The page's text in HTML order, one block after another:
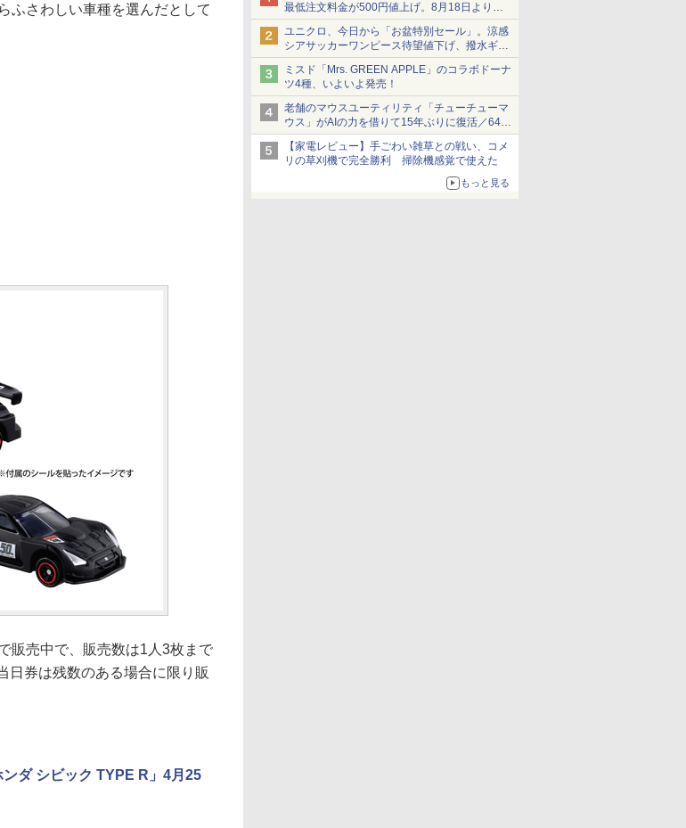
最低注文料金が500円値上げ。8月18日より
1,500円から受付
ユニクロ、今日から「お盆特別セール」。涼感
シアサッカーワンピース待望値下げ、撥水ギア
ショーツは1990円に
ミスド「Mrs. GREEN APPLE」のコラボドーナ
ツ4種、いよいよ発売！
老舗のマウスユーティリティ「チューチューマ
ウス」がAIの力を借りて15年ぶりに復活／64bit
化、Windows 10/11、「Chrome」も走り回
る。復活記念で2026年末まで500円
【家電レビュー】手ごわい雑草との戦い、コメ
リの草刈機で完全勝利 掃除機感覚で使えた
もっと見る
ふさわしい車種を選んだとして
販売中で、販売数は1人3枚まで
日券は残数のある場合に限り販
ンダ シビック TYPE R」4月25